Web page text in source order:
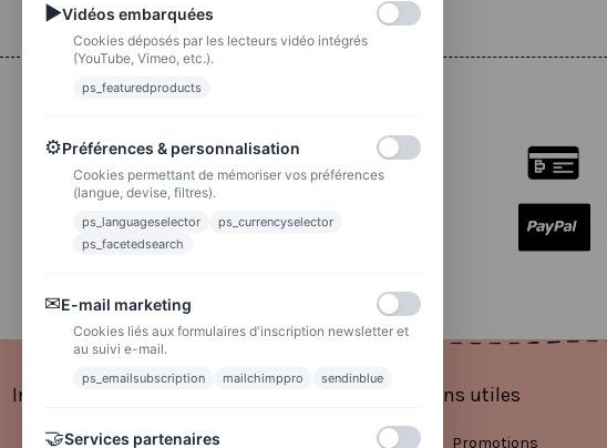
Colissimo
Livraison colis en 48h
La poste
Lettre suivie 72h
Informations
Mentions légales
Liens utiles
Promotions
▶Vidéos embarquées
Cookies déposés par les lecteurs vidéo intégrés
(YouTube, Vimeo, etc.).
ps_featuredproducts
⚙Préférences & personnalisation
Cookies permettant de mémoriser vos préférences
(langue, devise, filtres).
ps_languageselector
ps_currencyselector
ps_facetedsearch
✉E-mail marketing
Cookies liés aux formulaires d'inscription newsletter et
au suivi e-mail.
ps_emailsubscription mailchimppro sendinblue
🤝Services partenaires